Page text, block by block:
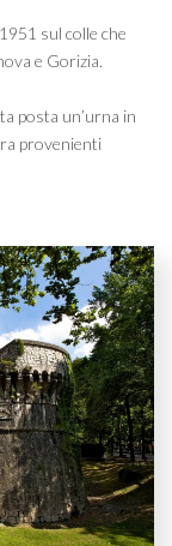
sul colle che
e Gorizia.
posta un’urna in
provenienti